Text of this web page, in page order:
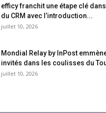
efficy franchit une étape clé
du CRM avec l’introduction...
juillet 10, 2026
Mondial Relay by InPost
invités dans les coulisses du
juillet 10, 2026